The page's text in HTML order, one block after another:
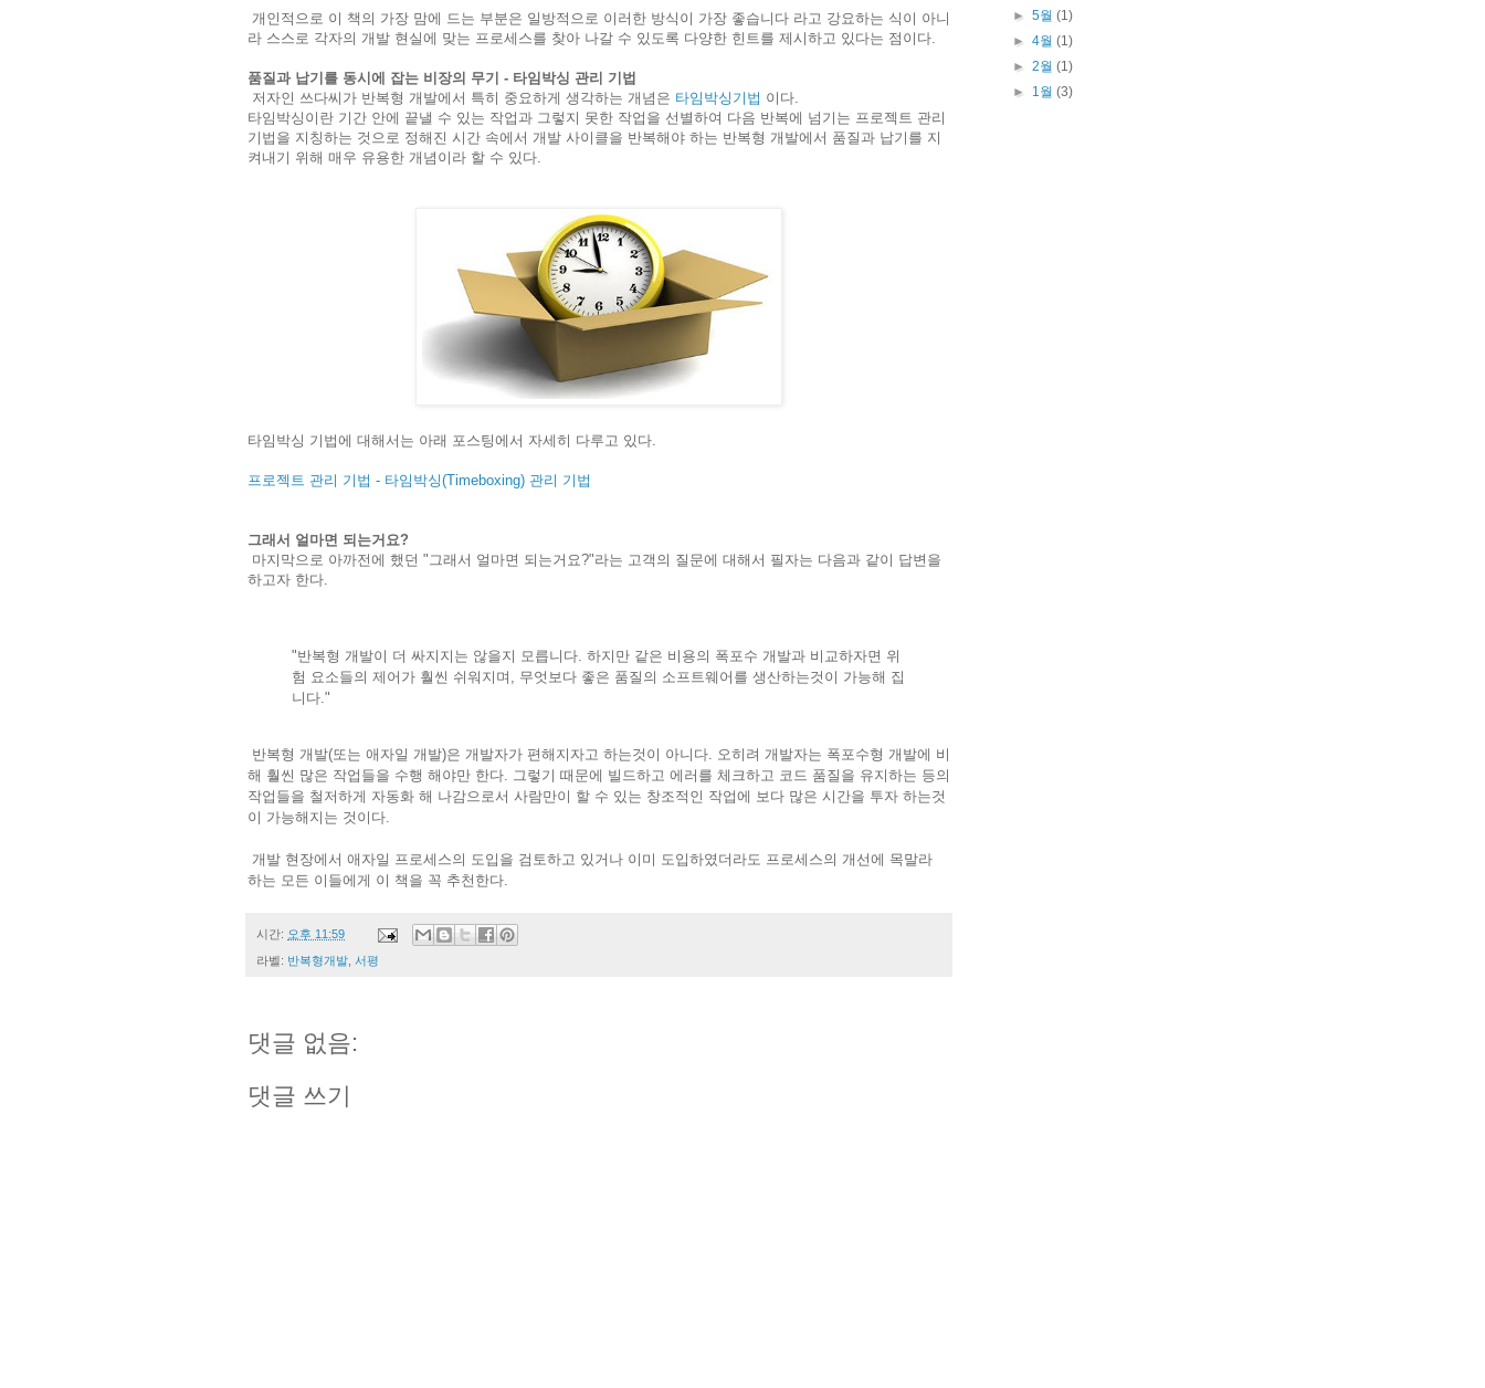
개인적으로 이 책의 가장 맘에 드는 부분은 일방적으로 이러한 방식이 가장 좋습니다 라고 강요하는 식이 아니
라 스스로 각자의 개발 현실에 맞는 프로세스를 찾아 나갈 수 있도록 다양한 힌트를 제시하고 있다는 점이다.
품질과 납기를 동시에 잡는 비장의 무기 - 타임박싱 관리 기법
저자인 쓰다씨가 반복형 개발에서 특히 중요하게 생각하는 개념은 타임박싱기법 이다.
타임박싱이란 기간 안에 끝낼 수 있는 작업과 그렇지 못한 작업을 선별하여 다음 반복에 넘기는 프로젝트 관리
기법을 지칭하는 것으로 정해진 시간 속에서 개발 사이클을 반복해야 하는 반복형 개발에서 품질과 납기를 지
켜내기 위해 매우 유용한 개념이라 할 수 있다.
타임박싱 기법에 대해서는 아래 포스팅에서 자세히 다루고 있다.
프로젝트 관리 기법 - 타임박싱(Timeboxing) 관리 기법
그래서 얼마면 되는거요?
마지막으로 아까전에 했던 "그래서 얼마면 되는거요?"라는 고객의 질문에 대해서 필자는 다음과 같이 답변을
하고자 한다.
"반복형 개발이 더 싸지지는 않을지 모릅니다. 하지만 같은 비용의 폭포수 개발과 비교하자면 위
험 요소들의 제어가 훨씬 쉬워지며, 무엇보다 좋은 품질의 소프트웨어를 생산하는것이 가능해 집
니다."
반복형 개발(또는 애자일 개발)은 개발자가 편해지자고 하는것이 아니다. 오히려 개발자는 폭포수형 개발에 비
해 훨씬 많은 작업들을 수행 해야만 한다. 그렇기 때문에 빌드하고 에러를 체크하고 코드 품질을 유지하는 등의
작업들을 철저하게 자동화 해 나감으로서 사람만이 할 수 있는 창조적인 작업에 보다 많은 시간을 투자 하는것
이 가능해지는 것이다.
개발 현장에서 애자일 프로세스의 도입을 검토하고 있거나 이미 도입하였더라도 프로세스의 개선에 목말라
하는 모든 이들에게 이 책을 꼭 추천한다.
시간: 오후 11:59
라벨: 반복형개발 서평
댓글 없음:
댓글 쓰기
►5월(1)
►4월(1)
►2월(1)
► 1월(3)